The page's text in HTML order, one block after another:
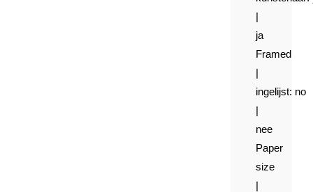
|
ja
Framed
|
ingelijst: no
|
nee
Paper
size
|